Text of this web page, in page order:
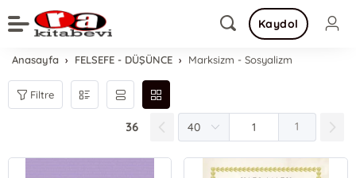
Kaydol
Anasayfa FELSEFE - DÜŞÜNCE Marksizm - Sosyalizm
Filtre
36 1